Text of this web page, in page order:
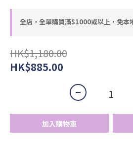
全店，全單購買滿$1000或以上，免本
HK$1,180.00
HK$885.00
加入購物車